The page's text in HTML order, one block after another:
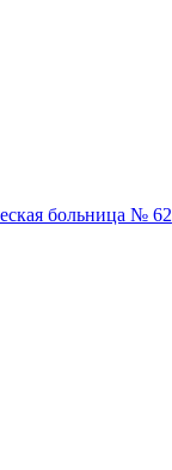
больница № 62